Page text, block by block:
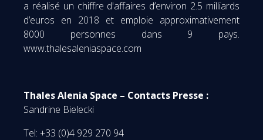
a réalisé un chiffre d'affaires d’environ 2.5 milliards
d’euros en 2018 et emploie approximativement
8000 personnes dans 9 pays.
www.thalesaleniaspace.com
Thales Alenia Space – Contacts Presse :
Sandrine Bielecki
Tel: +33 (0)4 929 270 94